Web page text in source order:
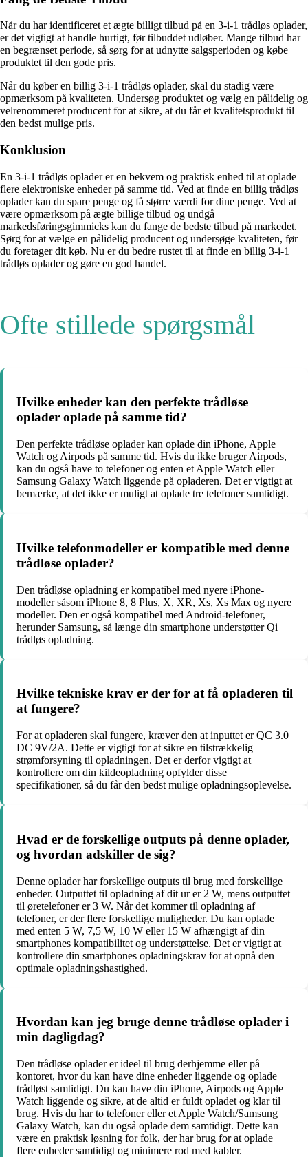
Når du har identificeret et ægte billigt tilbud på en 3-i-1 trådløs oplader,
er det vigtigt at handle hurtigt, før tilbuddet udløber. Mange tilbud har
en begrænset periode, så sørg for at udnytte salgsperioden og købe
produktet til den gode pris.
Når du køber en billig 3-i-1 trådløs oplader, skal du stadig være
opmærksom på kvaliteten. Undersøg produktet og vælg en pålidelig og
velrenommeret producent for at sikre, at du får et kvalitetsprodukt til
den bedst mulige pris.
Konklusion
En 3-i-1 trådløs oplader er en bekvem og praktisk enhed til at oplade
flere elektroniske enheder på samme tid. Ved at finde en billig trådløs
oplader kan du spare penge og få større værdi for dine penge. Ved at
være opmærksom på ægte billige tilbud og undgå
markedsføringsgimmicks kan du fange de bedste tilbud på markedet.
Sørg for at vælge en pålidelig producent og undersøge kvaliteten, før
du foretager dit køb. Nu er du bedre rustet til at finde en billig 3-i-1
trådløs oplader og gøre en god handel.
Ofte stillede spørgsmål
Hvilke enheder kan den perfekte trådløse
oplader oplade på samme tid?
Den perfekte trådløse oplader kan oplade din iPhone, Apple
Watch og Airpods på samme tid. Hvis du ikke bruger Airpods,
kan du også have to telefoner og enten et Apple Watch eller
Samsung Galaxy Watch liggende på opladeren. Det er vigtigt at
bemærke, at det ikke er muligt at oplade tre telefoner samtidigt.
Hvilke telefonmodeller er kompatible med denne
trådløse oplader?
Den trådløse opladning er kompatibel med nyere iPhone-
modeller såsom iPhone 8, 8 Plus, X, XR, Xs, Xs Max og nyere
modeller. Den er også kompatibel med Android-telefoner,
herunder Samsung, så længe din smartphone understøtter Qi
trådløs opladning.
Hvilke tekniske krav er der for at få opladeren til
at fungere?
For at opladeren skal fungere, kræver den at inputtet er QC 3.0
DC 9V/2A. Dette er vigtigt for at sikre en tilstrækkelig
strømforsyning til opladningen. Det er derfor vigtigt at
kontrollere om din kildeopladning opfylder disse
specifikationer, så du får den bedst mulige opladningsoplevelse.
Hvad er de forskellige outputs på denne oplader,
og hvordan adskiller de sig?
Denne oplader har forskellige outputs til brug med forskellige
enheder. Outputtet til opladning af dit ur er 2 W, mens outputtet
til øretelefoner er 3 W. Når det kommer til opladning af
telefoner, er der flere forskellige muligheder. Du kan oplade
med enten 5 W, 7,5 W, 10 W eller 15 W afhængigt af din
smartphones kompatibilitet og understøttelse. Det er vigtigt at
kontrollere din smartphones opladningskrav for at opnå den
optimale opladningshastighed.
Hvordan kan jeg bruge denne trådløse oplader i
min dagligdag?
Den trådløse oplader er ideel til brug derhjemme eller på
kontoret, hvor du kan have dine enheder liggende og oplade
trådløst samtidigt. Du kan have din iPhone, Airpods og Apple
Watch liggende og sikre, at de altid er fuldt opladet og klar til
brug. Hvis du har to telefoner eller et Apple Watch/Samsung
Galaxy Watch, kan du også oplade dem samtidigt. Dette kan
være en praktisk løsning for folk, der har brug for at oplade
flere enheder samtidigt og minimere rod med kabler.